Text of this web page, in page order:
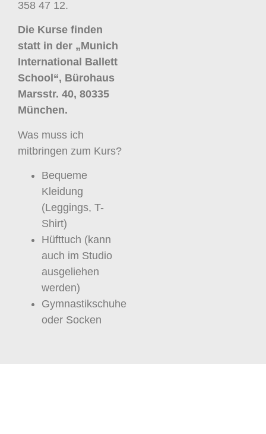
358 47 12.
Die Kurse finden
statt in der „Munich
International Ballett
School“, Bürohaus
Marsstr. 40, 80335
München.
Was muss ich
mitbringen zum Kurs?
Bequeme
Kleidung
(Leggings, T-
Shirt)
Hüfttuch (kann
auch im Studio
ausgeliehen
werden)
Gymnastikschuhe
oder Socken